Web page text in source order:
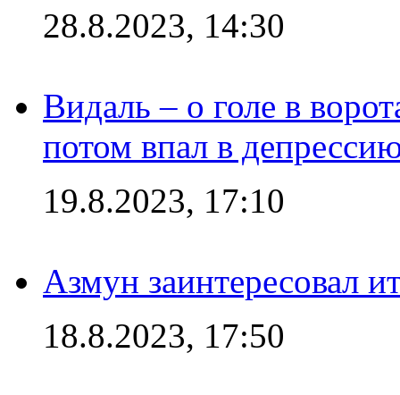
28.8.2023, 14:30
Видаль – о голе в
потом впал в
19.8.2023, 17:10
Азмун заинтересовал
18.8.2023, 17:50